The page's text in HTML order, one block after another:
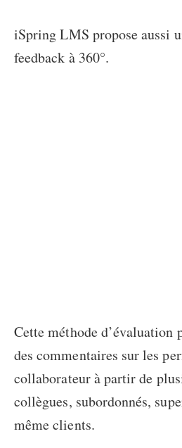
iSpring LMS propose aussi
feedback à 360°.
Cette méthode
des commentaires sur les
collaborateur à partir de
collègues, subordonnés,
même clients.